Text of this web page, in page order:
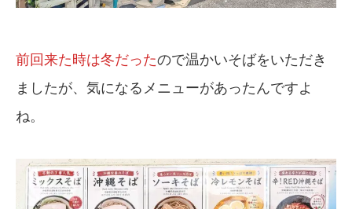
前回来た時は冬だったので温かいそばをいただき
ましたが、気になるメニューがあったんですよ
ね。